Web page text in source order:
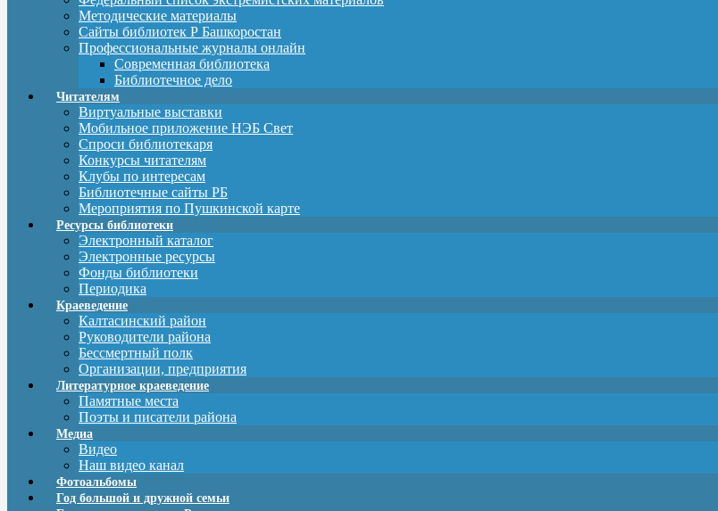
Методические материалы
Сайты библиотек Р Башкоростан
Профессиональные журналы онлайн
Современная библиотека
Библиотечное дело
Читателям
Виртуальные выставки
Мобильное приложение НЭБ Свет
Спроси библиотекаря
Конкурсы читателям
Клубы по интересам
Библиотечные сайты РБ
Мероприятия по Пушкинской карте
Ресурсы библиотеки
Электронный каталог
Электронные ресурсы
Фонды библиотеки
Периодика
Краеведение
Калтасинский район
Руководители района
Бессмертный полк
Организации, предприятия
Литературное краеведение
Памятные места
Поэты и писатели района
Медиа
Видео
Наш видео канал
Фотоальбомы
Год большой и дружной семьи